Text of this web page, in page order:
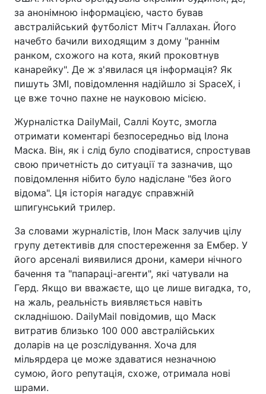
за анонімною інформацією, часто бував
австралійський футболіст Мітч Галлахан. Його
начебто бачили виходящим з дому "раннім
ранком, схожого на кота, який проковтнув
канарейку". Де ж з'явилася ця інформація? Як
пишуть ЗМІ, повідомлення надійшло зі SpaceX, і
це вже точно пахне не науковою місією.
Журналістка DailyMail, Саллі Коутс, змогла
отримати коментарі безпосередньо від Ілона
Маска. Він, як і слід було сподіватися, спростував
свою причетність до ситуації та зазначив, що
повідомлення нібито було надіслане "без його
відома". Ця історія нагадує справжній
шпигунський трилер.
За словами журналістів, Ілон Маск залучив цілу
групу детективів для спостереження за Ембер. У
його арсеналі виявилися дрони, камери нічного
бачення та "папараці-агенти", які чатували на
Герд. Якщо ви вважаєте, що це лише вигадка, то,
на жаль, реальність виявляється навіть
складнішою. DailyMail повідомив, що Маск
витратив близько 100 000 австралійських
доларів на це розслідування. Хоча для
мільярдера це може здаватися незначною
сумою, його репутація, схоже, отримала нові
шрами.